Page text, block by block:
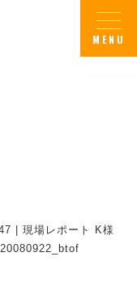
| 現場レポート K様
20080922_btof